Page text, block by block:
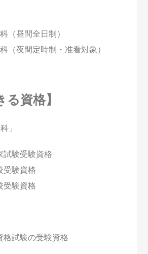
（昼間全日制）
（夜間定時制・准看対象）
る資格】
」
試験受験資格
受験資格
受験資格
格試験の受験資格